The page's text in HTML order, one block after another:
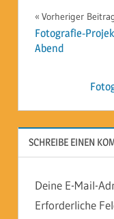
Vorheriger
Fotografie-
Abend
SCHREIBE EINEN
Deine E-Mail-
Erforderliche